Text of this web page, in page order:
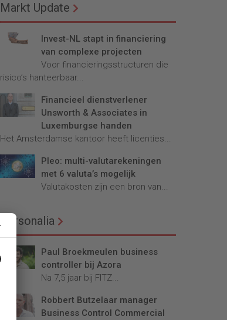
Markt Update
Invest-NL stapt in financiering
van complexe projecten
Voor financieringsstructuren die
risico’s hanteerbaar...
Financieel dienstverlener
Unsworth & Associates in
Luxemburgse handen
Het Amsterdamse kantoor heeft licenties...
Pleo: multi-valutarekeningen
met 6 valuta’s mogelijk
Valutakosten zijn een bron van...
Personalia
Paul Broekmeulen business
controller bij Azora
Na 7,5 jaar bij FITZ...
Robbert Butzelaar manager
Business Control Commercial